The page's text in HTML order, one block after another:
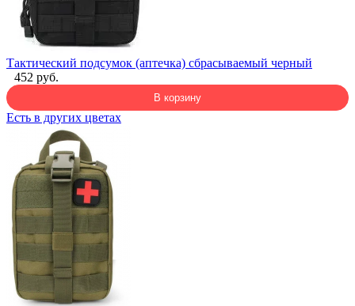
Тактический подсумок (аптечка) сбрасываемый черный
452 руб.
В корзину
Есть в других цветах